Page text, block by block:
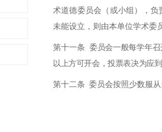
术道德委员会（或小组），负
未能设立，则由本单位学术委
第十一条 委员会一般每学年
以上方可开会，投票表决为应
第十二条 委员会按照少数服